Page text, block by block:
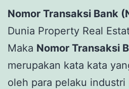
Nomor Transaksi Bank
Dunia Property Real
Maka Nomor Transaksi
merupakan kata kata
oleh para pelaku